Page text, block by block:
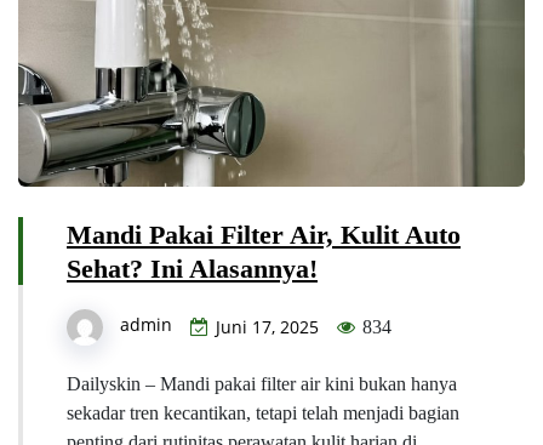
Mandi Pakai Filter Air, Kulit Auto
Sehat? Ini Alasannya!
admin Juni 17, 2025 834
Dailyskin – Mandi pakai filter air kini bukan hanya
sekadar tren kecantikan, tetapi telah menjadi bagian